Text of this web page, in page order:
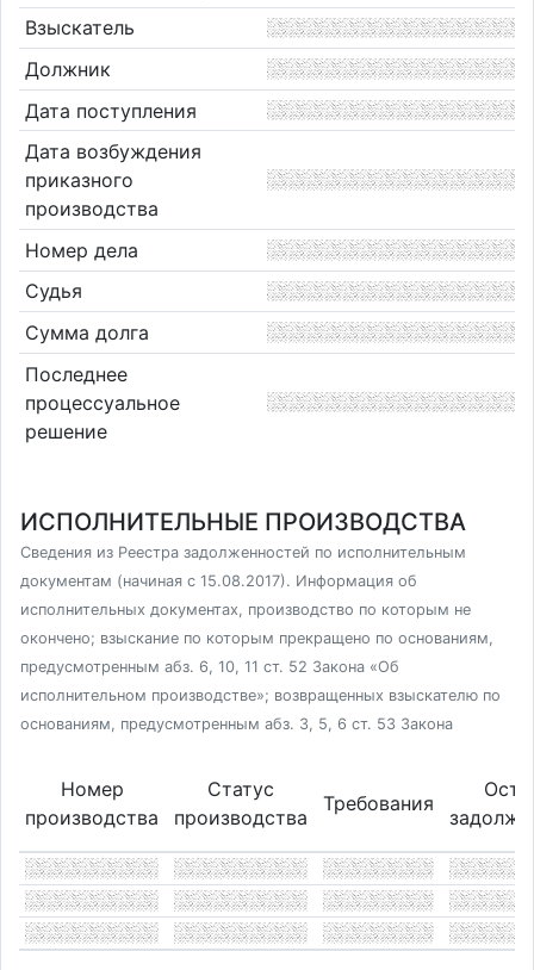
Взыскатель
Должник
Дата поступления
Дата возбуждения
приказного
производства
Номер дела
Судья
Сумма долга
Последнее
процессуальное
решение
ИСПОЛНИТЕЛЬНЫЕ ПРОИЗВОДСТВА
Сведения из Реестра задолженностей по исполнительным
документам (начиная с 15.08.2017). Информация об
исполнительных документах, производство по которым не
окончено; взыскание по которым прекращено по основаниям,
предусмотренным абз. 6, 10, 11 ст. 52 Закона «Об
исполнительном производстве»; возвращенных взыскателю по
основаниям, предусмотренным абз. 3, 5, 6 ст. 53 Закона
Номер
производства
Статус
производства
Требования